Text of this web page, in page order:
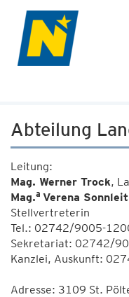
Abteilung
Leitung:
Mag. Werner Trock,
Mag.a Verena
Stellvertreterin
Tel.: 02742/9005-
Sekretariat: 02742/
Kanzlei, Auskunft:
Adresse: 3109 St.